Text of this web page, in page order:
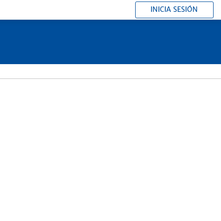
INICIA SESIÓN